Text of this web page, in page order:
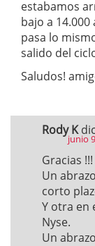
estabamos
bajo a
pasa lo
salido del
Saludos!
Rody K
junio
Gracias !!!
Un
corto
Y otra en
Nyse.
Un